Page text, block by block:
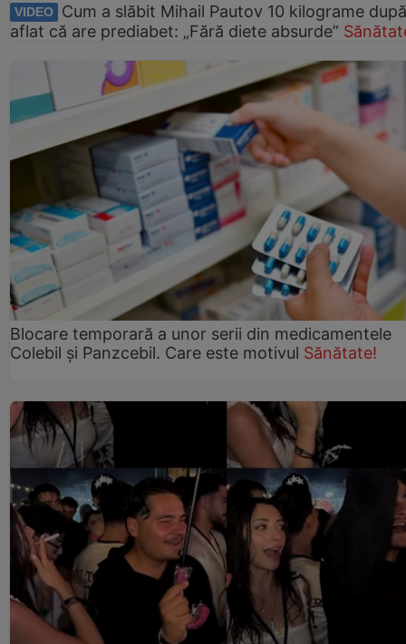
VIDEO
Cum a slăbit Mihail Pautov 10 kilograme
aflat că are prediabet: „Fără diete absurde”
Blocare temporară a unor serii din medicamentele
Colebil și Panzcebil. Care este motivul Sănătate!